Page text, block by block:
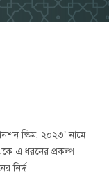
স্কিম, ২০২৩’ নামে
এ ধরনের প্রকল্প
নির্দ…